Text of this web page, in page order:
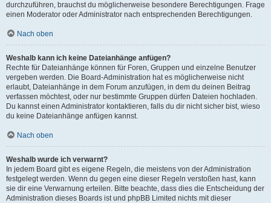
durchzuführen, brauchst du möglicherweise besondere Berechtigungen. Frage
einen Moderator oder Administrator nach entsprechenden Berechtigungen.
Nach oben
Weshalb kann ich keine Dateianhänge anfügen?
Rechte für Dateianhänge können für Foren, Gruppen und einzelne Benutzer
vergeben werden. Die Board-Administration hat es möglicherweise nicht
erlaubt, Dateianhänge in dem Forum anzufügen, in dem du deinen Beitrag
verfassen möchtest, oder nur bestimmte Gruppen dürfen Dateien hochladen.
Du kannst einen Administrator kontaktieren, falls du dir nicht sicher bist, wieso
du keine Dateianhänge anfügen kannst.
Nach oben
Weshalb wurde ich verwarnt?
In jedem Board gibt es eigene Regeln, die meistens von der Administration
festgelegt werden. Wenn du gegen eine dieser Regeln verstoßen hast, kann
sie dir eine Verwarnung erteilen. Bitte beachte, dass dies die Entscheidung der
Administration dieses Boards ist und phpBB Limited nichts mit dieser